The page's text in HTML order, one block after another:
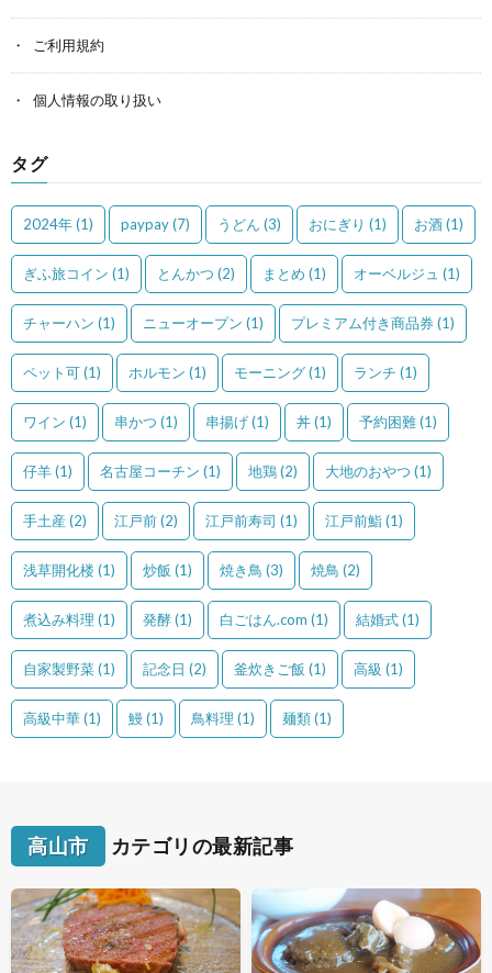
ご利用規約
個人情報の取り扱い
タグ
2024年(1) paypay(7) うどん (3) おにぎり (1) お酒(1)
ぎふ旅コイン (1) とんかつ (2) まとめ (1) オーベルジュ (1)
チャーハン (1) ニューオープン (1) プレミアム付き商品券(1)
ペット可(1) ホルモン (1) モーニング(1) ランチ (1)
ワイン (1) 串かつ (1) 串揚げ(1) 丼(1) 予約困難(1)
仔羊(1) 名古屋コーチン (1) 地鶏(2) 大地のおやつ (1)
手土産 (2) 江戸前(2) 江戸前寿司 (1) 江戸前鮨(1)
浅草開化楼(1) 炒飯 (1) 焼き鳥 (3) 焼鳥 (2)
煮込み料理 (1) 発酵(1) 白ごはん.com (1) 結婚式(1)
自家製野菜(1) 記念日 (2) 釜炊きご飯 (1) 高級 (1)
高級中華(1) 鰻(1) 鳥料理 (1) 麺類(1)
高山市 カテゴリの最新記事